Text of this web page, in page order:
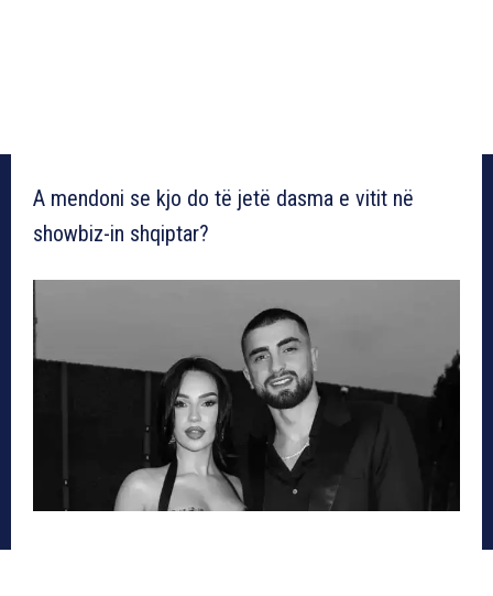
A mendoni se kjo do të jetë dasma e vitit në
showbiz-in shqiptar?